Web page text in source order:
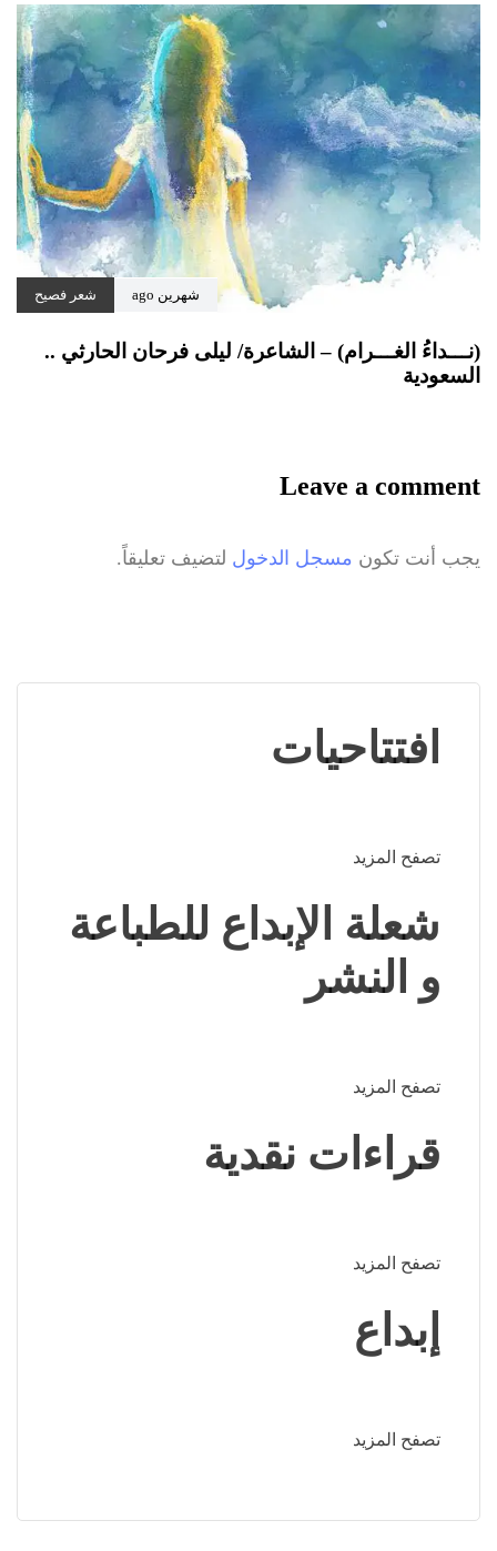
شهرين ago شعر فصيح
(نـــداءُ الغـــرام) – الشاعرة/ ليلى فرحان الحارثي ..
السعودية
Leave a comment
يجب أنت تكون مسجل الدخول لتضيف تعليقاً.
افتتاحيات
تصفح المزيد
شعلة الإبداع للطباعة
و النشر
تصفح المزيد
قراءات نقدية
تصفح المزيد
إبداع
تصفح المزيد